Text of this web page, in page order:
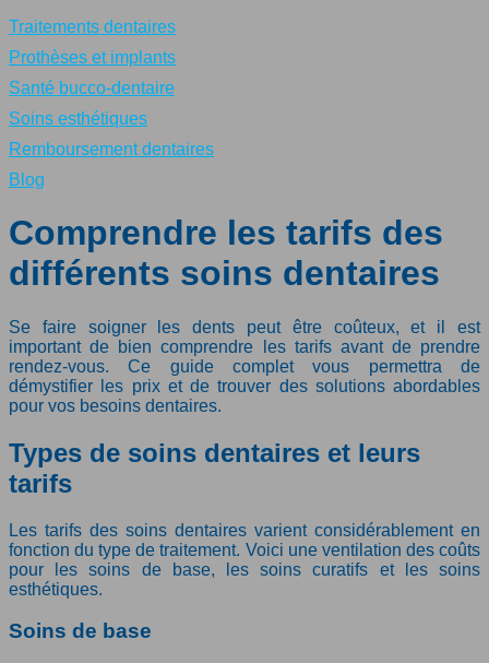
Traitements dentaires
Prothèses et implants
Santé bucco-dentaire
Soins esthétiques
Remboursement dentaires
Blog
Comprendre les tarifs des
différents soins dentaires
Se faire soigner les dents peut être coûteux, et il est
important de bien comprendre les tarifs avant de prendre
rendez-vous. Ce guide complet vous permettra de
démystifier les prix et de trouver des solutions abordables
pour vos besoins dentaires.
Types de soins dentaires et leurs
tarifs
Les tarifs des soins dentaires varient considérablement en
fonction du type de traitement. Voici une ventilation des coûts
pour les soins de base, les soins curatifs et les soins
esthétiques.
Soins de base